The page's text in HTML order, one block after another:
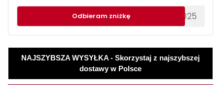
********EWS2025
Odbieram zniżkę
NAJSZYBSZA WYSYŁKA - Skorzystaj z najszybszej
dostawy w Polsce